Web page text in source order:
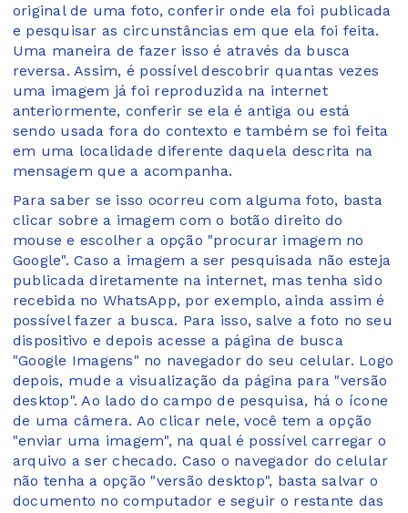
original de uma foto, conferir onde ela foi publicada
e pesquisar as circunstâncias em que ela foi feita.
Uma maneira de fazer isso é através da busca
reversa. Assim, é possível descobrir quantas vezes
uma imagem já foi reproduzida na internet
anteriormente, conferir se ela é antiga ou está
sendo usada fora do contexto e também se foi feita
em uma localidade diferente daquela descrita na
mensagem que a acompanha.
Para saber se isso ocorreu com alguma foto, basta
clicar sobre a imagem com o botão direito do
mouse e escolher a opção "procurar imagem no
Google". Caso a imagem a ser pesquisada não esteja
publicada diretamente na internet, mas tenha sido
recebida no WhatsApp, por exemplo, ainda assim é
possível fazer a busca. Para isso, salve a foto no seu
dispositivo e depois acesse a página de busca
"Google Imagens" no navegador do seu celular. Logo
depois, mude a visualização da página para "versão
desktop". Ao lado do campo de pesquisa, há o ícone
de uma câmera. Ao clicar nele, você tem a opção
"enviar uma imagem", na qual é possível carregar o
arquivo a ser checado. Caso o navegador do celular
não tenha a opção "versão desktop", basta salvar o
documento no computador e seguir o restante das